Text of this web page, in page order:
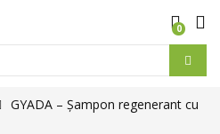
0
GYADA – Șampon regenerant cu